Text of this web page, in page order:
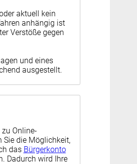
aktuell kein
anhängig ist
Verstöße gegen
und eines
ausgestellt.
Online-
Sie die Möglichkeit,
das Bürgerkonto
Dadurch wird Ihre